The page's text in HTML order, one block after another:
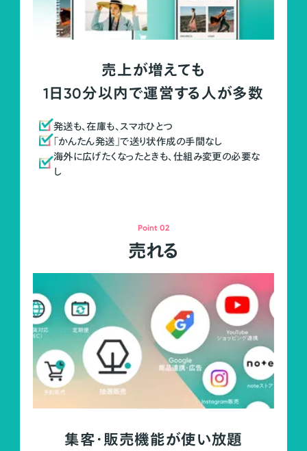
売上が増えても
1日30分以内で運営する人が多数
発送も、在庫も、スマホひとつ
「かんたん発送」で送り状作成の手間なし
海外に広げたくなったときも、仕組み変更の必要な
し
Point 02
売れる
集客・販売機能が使い放題